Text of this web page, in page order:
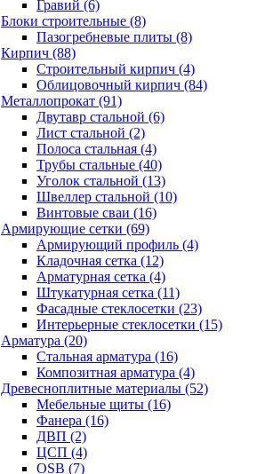
Гравий (6)
Блоки строительные (8)
Пазогребневые плиты (8)
Кирпич (88)
Строительный кирпич (4)
Облицовочный кирпич (84)
Металлопрокат (91)
Двутавр стальной (6)
Лист стальной (2)
Полоса стальная (4)
Трубы стальные (40)
Уголок стальной (13)
Швеллер стальной (10)
Винтовые сваи (16)
Армирующие сетки (69)
Армирующий профиль (4)
Кладочная сетка (12)
Арматурная сетка (4)
Штукатурная сетка (11)
Фасадные стеклосетки (23)
Интерьерные стеклосетки (15)
Арматура (20)
Стальная арматура (16)
Композитная арматура (4)
Древесноплитные материалы (52)
Мебельные щиты (16)
Фанера (16)
ДВП (2)
ЦСП (4)
OSB (7)